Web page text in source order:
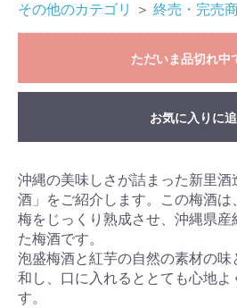
その他のカテゴリ
＞ 終売・完売
ただいま品切れ中
お気に入りに
沖縄の美味しさが詰まった新里
酒」をご紹介します。この梅酒
梅をじっくり熟成させ、沖縄県
た梅酒です。
泡盛梅酒と紅芋の自然の素材の味
和し、口に入れるととても心地よ
す。